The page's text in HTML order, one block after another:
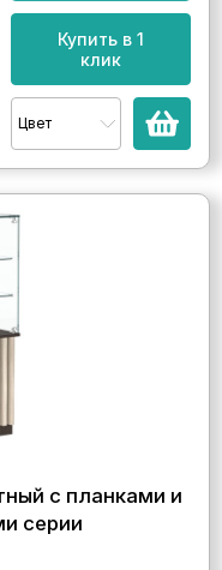
Купить в 1
клик
Цвет
с планками и
серии